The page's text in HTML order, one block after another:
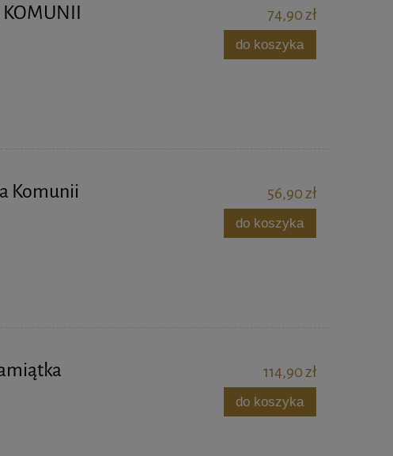
KOMUNII 74,90 zł
do koszyka
Komunii 56,90 zł
do koszyka
114,90 zł
do koszyka